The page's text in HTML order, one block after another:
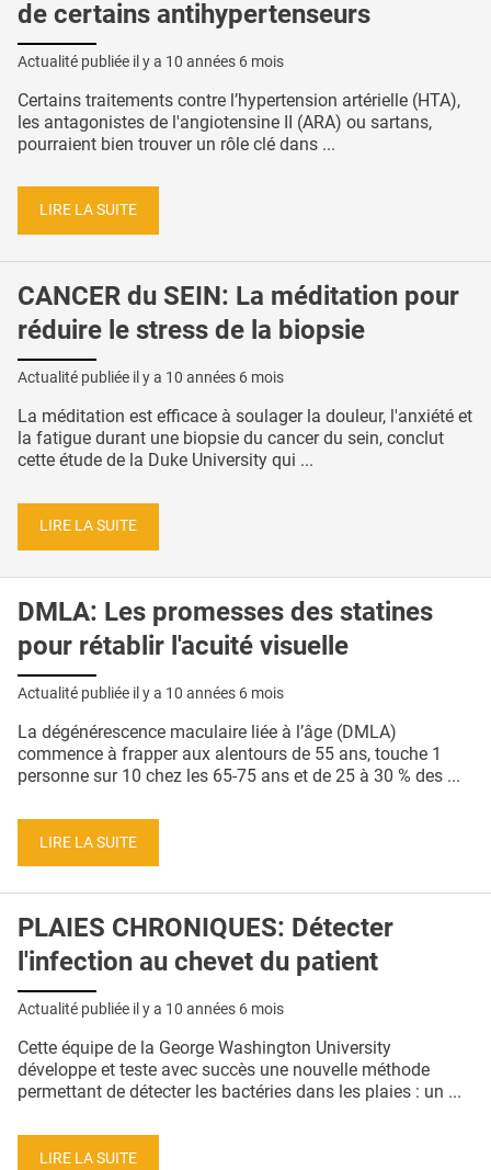
de certains antihypertenseurs
Actualité publiée il y a 10 années 6 mois
Certains traitements contre l’hypertension artérielle (HTA),
les antagonistes de l'angiotensine II (ARA) ou sartans,
pourraient bien trouver un rôle clé dans ...
LIRE LA SUITE
CANCER du SEIN: La méditation pour
réduire le stress de la biopsie
Actualité publiée il y a 10 années 6 mois
La méditation est efficace à soulager la douleur, l'anxiété et
la fatigue durant une biopsie du cancer du sein, conclut
cette étude de la Duke University qui ...
LIRE LA SUITE
DMLA: Les promesses des statines
pour rétablir l'acuité visuelle
Actualité publiée il y a 10 années 6 mois
La dégénérescence maculaire liée à l’âge (DMLA)
commence à frapper aux alentours de 55 ans, touche 1
personne sur 10 chez les 65-75 ans et de 25 à 30 % des ...
LIRE LA SUITE
PLAIES CHRONIQUES: Détecter
l'infection au chevet du patient
Actualité publiée il y a 10 années 6 mois
Cette équipe de la George Washington University
développe et teste avec succès une nouvelle méthode
permettant de détecter les bactéries dans les plaies : un ...
LIRE LA SUITE